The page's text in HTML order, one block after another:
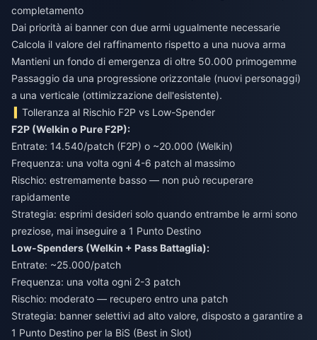
completamento
Dai priorità ai banner con due armi ugualmente necessarie
Calcola il valore del raffinamento rispetto a una nuova arma
Mantieni un fondo di emergenza di oltre 50.000 primogemme
Passaggio da una progressione orizzontale (nuovi personaggi)
a una verticale (ottimizzazione dell'esistente).
Tolleranza al Rischio F2P vs Low-Spender
F2P (Welkin o Pure F2P):
Entrate: 14.540/patch (F2P) o ~20.000 (Welkin)
Frequenza: una volta ogni 4-6 patch al massimo
Rischio: estremamente basso — non può recuperare
rapidamente
Strategia: esprimi desideri solo quando entrambe le armi sono
preziose, mai inseguire a 1 Punto Destino
Low-Spenders (Welkin + Pass Battaglia):
Entrate: ~25.000/patch
Frequenza: una volta ogni 2-3 patch
Rischio: moderato — recupero entro una patch
Strategia: banner selettivi ad alto valore, disposto a garantire a
1 Punto Destino per la BiS (Best in Slot)